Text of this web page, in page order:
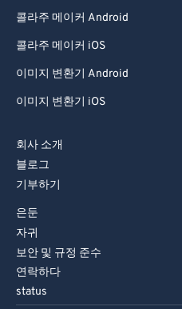
콜라주 메이커 Android
콜라주 메이커 iOS
이미지 변환기 Android
이미지 변환기 iOS
회사 소개
블로그
기부하기
은둔
자귀
보안 및 규정 준수
연락하다
status